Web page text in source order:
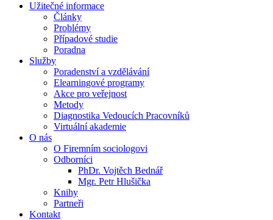
Užitečné informace
Články
Problémy
Případové studie
Poradna
Služby
Poradenství a vzdělávání
Elearningové programy
Akce pro veřejnost
Metody
Diagnostika Vedoucích Pracovníků
Virtuální akademie
O nás
O Firemním sociologovi
Odborníci
PhDr. Vojtěch Bednář
Mgr. Petr Hlušička
Knihy
Partneři
Kontakt